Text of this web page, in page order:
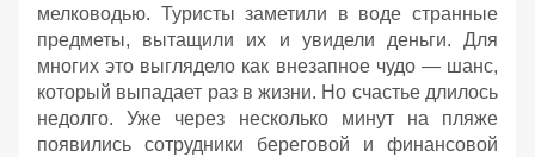
мелководью. Туристы заметили в воде странные
предметы, вытащили их и увидели деньги. Для
многих это выглядело как внезапное чудо — шанс,
который выпадает раз в жизни. Но счастье длилось
недолго. Уже через несколько минут на пляже
появились сотрудники береговой и финансовой